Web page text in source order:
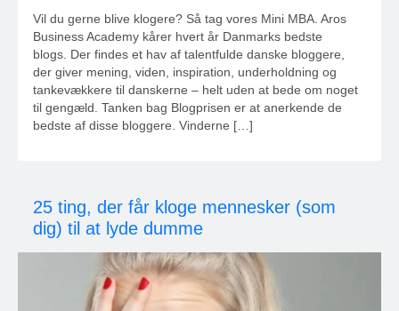
Vil du gerne blive klogere? Så tag vores Mini MBA. Aros
Business Academy kårer hvert år Danmarks bedste
blogs. Der findes et hav af talentfulde danske bloggere,
der giver mening, viden, inspiration, underholdning og
tankevækkere til danskerne – helt uden at bede om noget
til gengæld. Tanken bag Blogprisen er at anerkende de
bedste af disse bloggere. Vinderne […]
25 ting, der får kloge mennesker (som
dig) til at lyde dumme